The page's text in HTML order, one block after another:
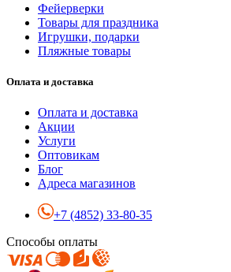
Фейерверки
Товары для праздника
Игрушки, подарки
Пляжные товары
Оплата и доставка
Оплата и доставка
Акции
Услуги
Оптовикам
Блог
Адреса магазинов
+7 (4852) 33-80-35
Способы оплаты